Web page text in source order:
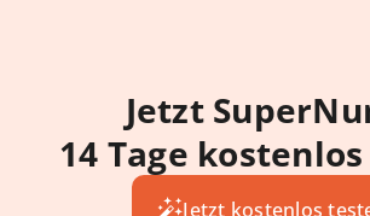
Jetzt
14 Tage
Jetzt kostenlos